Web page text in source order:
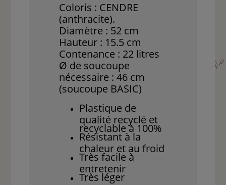
Coloris : CENDRE
(anthracite).
Diamètre : 52 cm
Hauteur : 15.5 cm
Contenance : 22 litres
Ø de soucoupe
nécessaire : 46 cm
(soucoupe BASIC)
Plastique de
qualité recyclé et
recyclable à 100%
Résistant à la
chaleur et au froid
Très facile à
entretenir
Très léger